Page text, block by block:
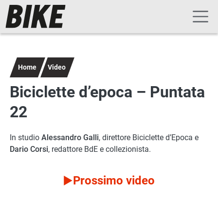
Salta al contenuto principale
Navigazione principale
Home Video
Biciclette d’epoca – Puntata
22
In studio Alessandro Galli, direttore Biciclette d’Epoca e
Dario Corsi, redattore BdE e collezionista.
Prossimo video